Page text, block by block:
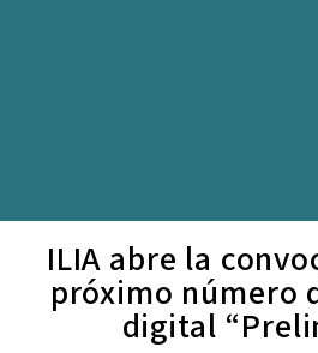
ILIA abre la
próximo número
digital